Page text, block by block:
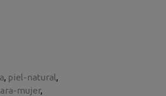
piel-natural
mujer